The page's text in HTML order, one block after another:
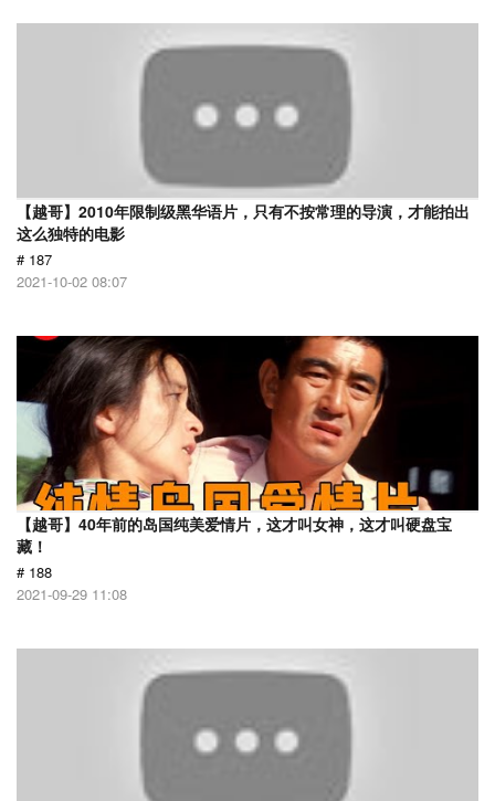
【越哥】2010年限制级黑华语片，只有不按常理的导演，才能拍出
这么独特的电影
# 187
2021-10-02 08:07
【越哥】40年前的岛国纯美爱情片，这才叫女神，这才叫硬盘宝
藏！
# 188
2021-09-29 11:08